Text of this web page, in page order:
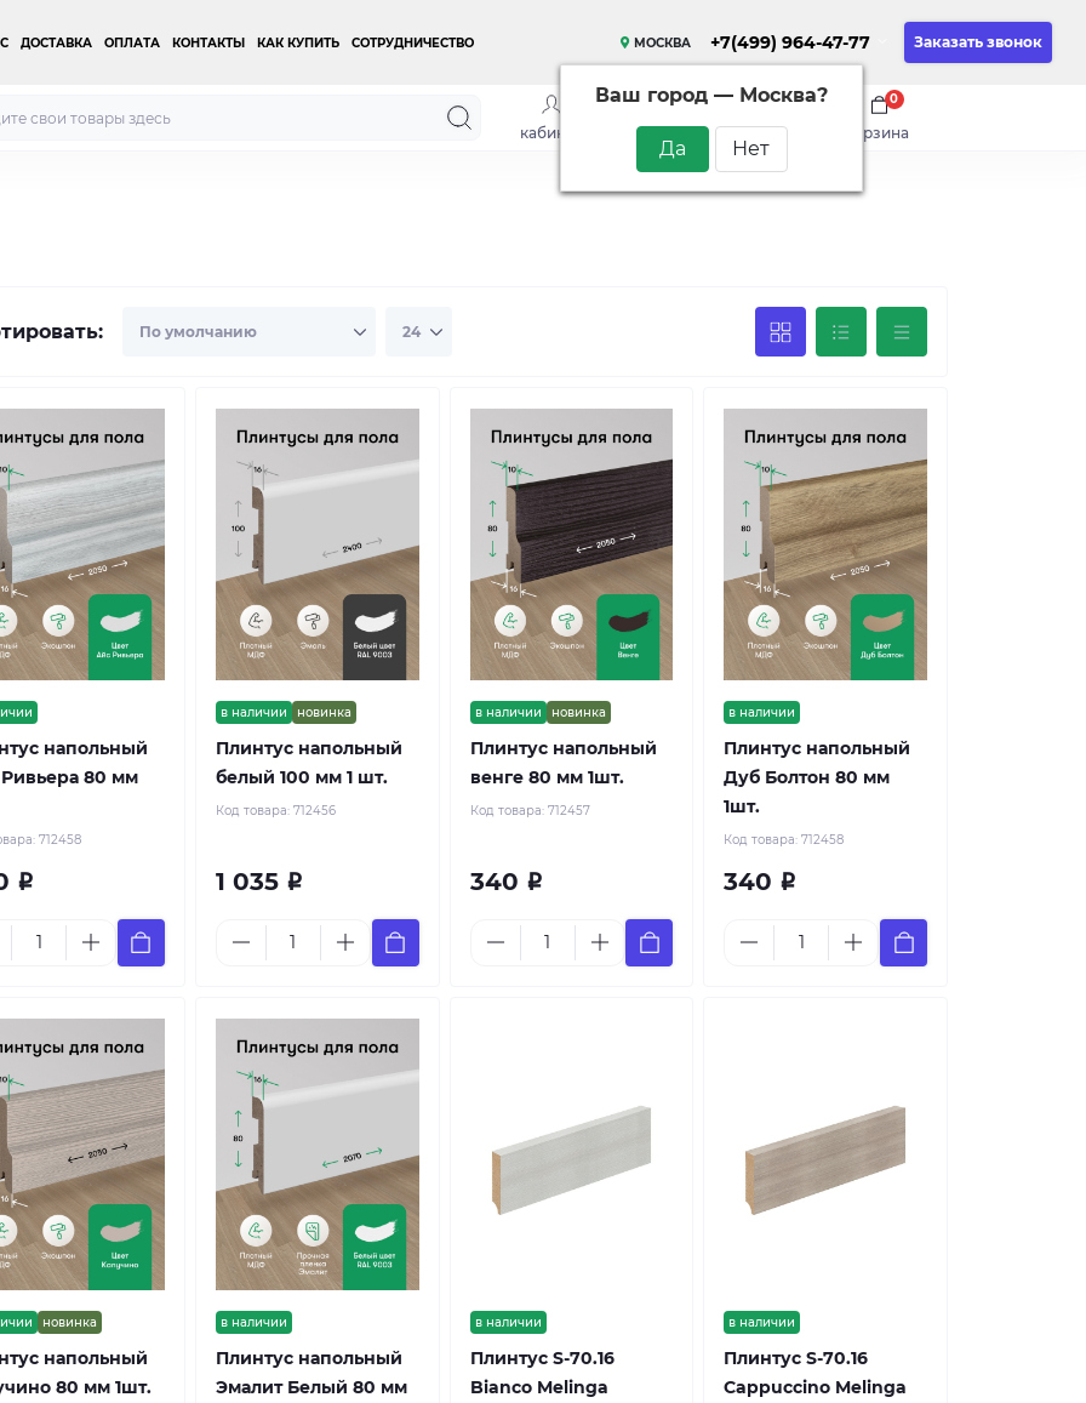
ДОСТАВКА ОПЛАТА КОНТАКТЫ КАК КУПИТЬ СОТРУДНИЧЕСТВО МОСКВА
Ваш город — Москва?
+7(499) 964-47-77 Заказать звонок
кабинет сравнить
0
закладки
0
корзина
0
напольный
80 мм
712458
Р
в наличии новинка
Плинтус напольный
белый 100 мм 1 шт.
Код товара: 712456
1 035 Р
в наличии новинка
Плинтус напольный
венге 80 мм 1шт.
Код товара: 712457
340 Р
в наличии
Плинтус напольный
Дуб Болтон 80 мм
1шт.
Код товара:712458
340 Р
новинка
напольный
80 мм 1шт.
в наличии
Плинтус напольный
Эмалит Белый 80 мм
в наличии
Плинтус S-70.16
Bianco Melinga
в наличии
Плинтус S-70.16
Cappuccino Melinga